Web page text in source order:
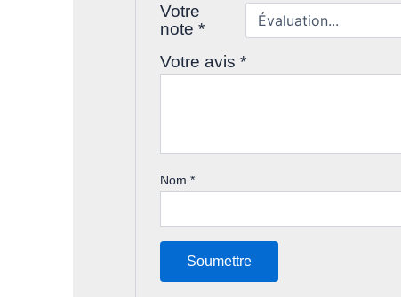
Votre
note *
Votre avis *
Nom *